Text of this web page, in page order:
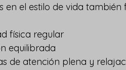
en el estilo de vida
física regular
equilibrada
de atención plena y